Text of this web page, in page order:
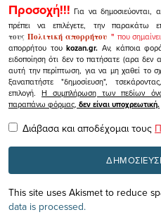
Προσοχή!!! Για να
πρέπει να επιλέγετε, την παρακάτω
τουςΠολιτική απορρήτου" που
απορρήτου τουkozan.gr. Αν, κάποια
ειδοποίηση ότι δεν το πατήσατε (αρα δεν
αυτή την περίπτωση, για να μη χαθεί το
ξαναπατήστε "δημοσίευση",
επιλογή.Η συμπλήρωση των πεδίων
παραπάνω φόρμας, δεν είναι υποχρεωτική.
Διάβασα και αποδέχομαι τους
This site uses Akismet to reduce
data is processed.